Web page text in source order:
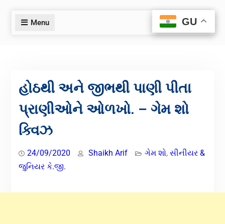
Menu
હોઠથી અને જીભથી પાણી પીતા
પ્રાણીઓને ઓળખો. – ગેમ શો
ક્વિઝ
24/09/2020 Shaikh Arif ગેમ શો, સીનીયર &
જુનિયર કે.જી.
GU
GU